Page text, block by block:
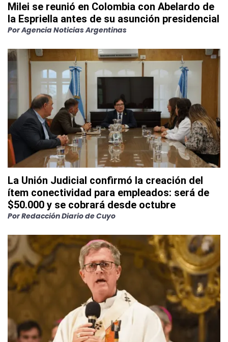
Milei se reunió en Colombia con Abelardo de
la Espriella antes de su asunción presidencial
PorAgencia Noticias Argentinas
La Unión Judicial confirmó la creación del
ítem conectividad para empleados: será de
$50.000 y se cobrará desde octubre
PorRedacción Diario de Cuyo